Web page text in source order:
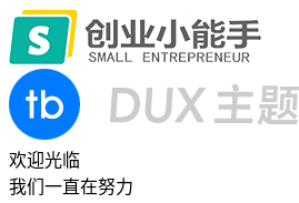
欢迎光临
我们一直在努力